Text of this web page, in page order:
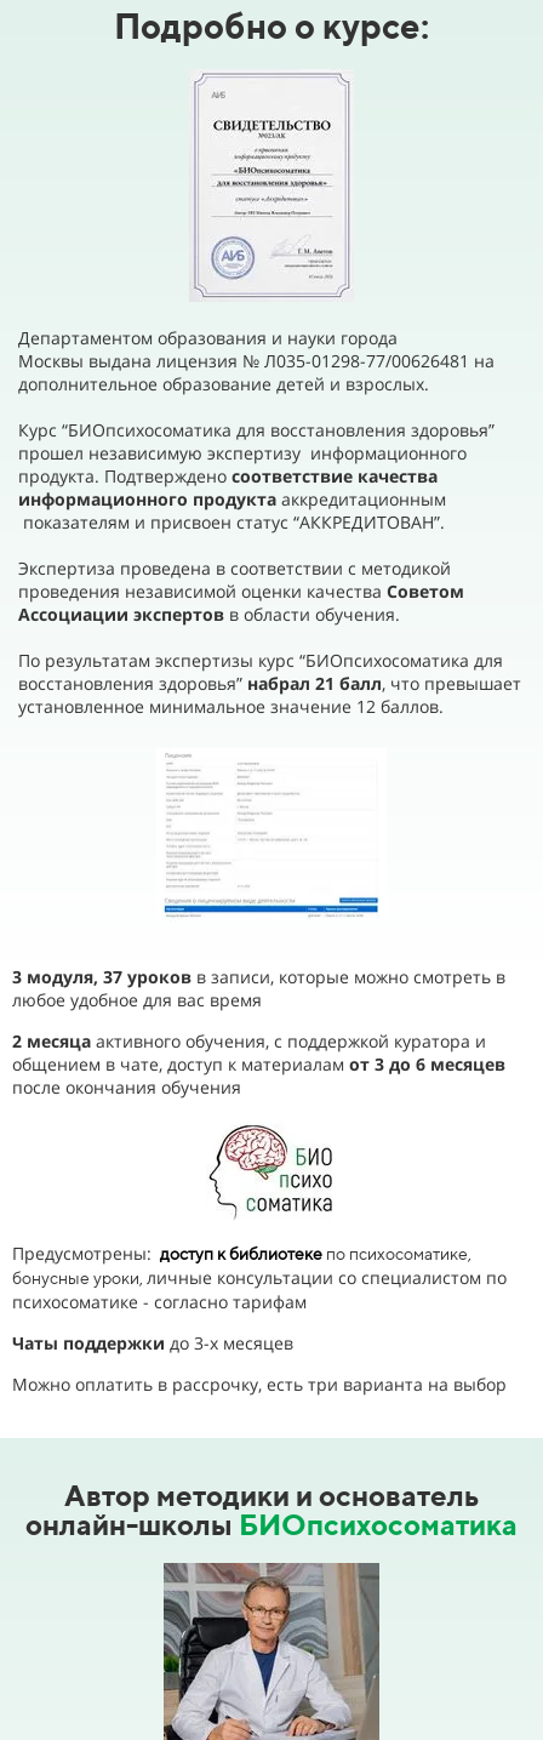
Подробно о курсе:
Департаментом образования и науки города
Москвы выдана лицензия № Л035-01298-77/00626481 на
дополнительное образование детей и взрослых.
Курс “БИОпсихосоматика для восстановления здоровья”
прошел независимую экспертизу информационного
продукта. Подтверждено соответствие качества
информационного продукта аккредитационным
показателям и присвоен статус “АККРЕДИТОВАН”.
Экспертиза проведена в соответствии с методикой
проведения независимой оценки качества Советом
Ассоциации экспертов в области обучения.
По результатам экспертизы курс “БИОпсихосоматика для
восстановления здоровья” набрал 21 балл, что превышает
установленное минимальное значение 12 баллов.
3 модуля, 37 уроков в записи, которые можно смотреть в
любое удобное для вас время
2 месяца активного обучения, с поддержкой куратора и
общением в чате, доступ к материалам от 3 до 6 месяцев
после окончания обучения
Предусмотрены: доступ к библиотеке по психосоматике,
бонусные уроки личные консультации со специалистом по
психосоматике - согласно тарифам
Чаты поддержки до 3-х месяцев
Можно оплатить в рассрочку, есть три варианта на выбор
Автор методики и основатель
онлайн-школы БИОпсихосоматика